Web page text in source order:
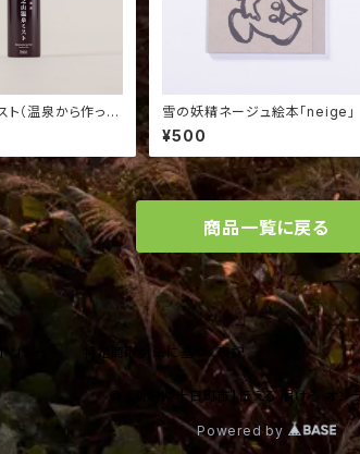
（温泉から作った
80g
雪の妖精ネージュ絵本「neige」
¥500
商品一覧に戻る
リシー 特定商取引法に基づく表記
© 【新潟県十日町市】伝える 届ける オン
Powered by